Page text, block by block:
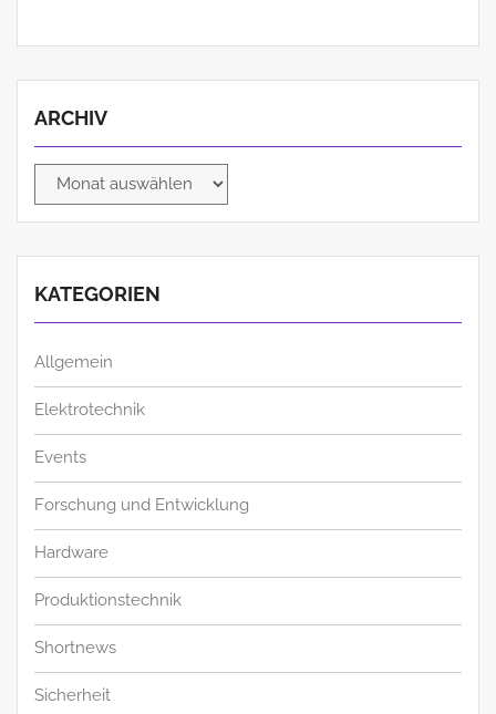
ARCHIV
Archiv
KATEGORIEN
Allgemein
Elektrotechnik
Events
Forschung und Entwicklung
Hardware
Produktionstechnik
Shortnews
Sicherheit